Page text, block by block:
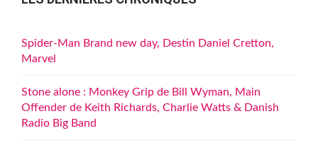
Spider-Man Brand new day, Destin Daniel Cretton,
Marvel
Stone alone : Monkey Grip de Bill Wyman, Main
Offender de Keith Richards, Charlie Watts & Danish
Radio Big Band